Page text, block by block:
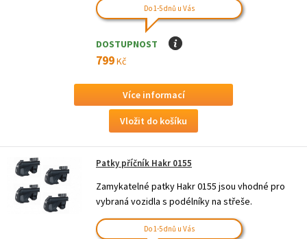
Do 1-5 dnů u Vás
DOSTUPNOST I
799Kč
Více informací
Patky příčník Hakr 0155
Zamykatelné patky Hakr 0155 jsou vhodné pro
vybraná vozidla s podélníky na střeše.
Do 1-5 dnů u Vás